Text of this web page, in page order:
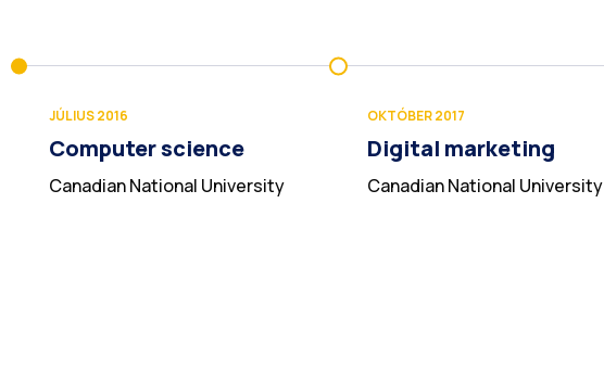
JÚLIUS 2016
Computer science
Canadian National University
OKTÓBER 2017
Digital marketing
Canadian National University